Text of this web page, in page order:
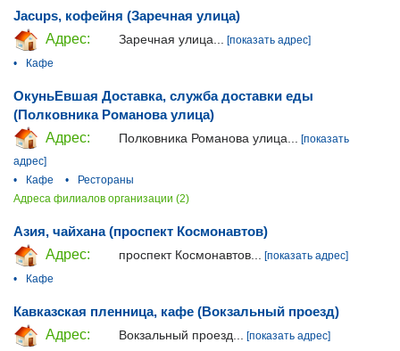
Jacups, кофейня (Заречная улица)
Адрес:
Заречная улица...
[показать адрес]
•
Кафе
ОкуньЕвшая Доставка, служба доставки еды
(Полковника Романова улица)
Адрес:
Полковника Романова улица...
[показать
адрес]
•
Кафе •
Рестораны
Адреса филиалов организации (2)
Азия, чайхана (проспект Космонавтов)
Адрес:
проспект Космонавтов... [показать адрес]
•
Кафе
Кавказская пленница, кафе (Вокзальный проезд)
Адрес:
Вокзальный проезд...
[показать адрес]